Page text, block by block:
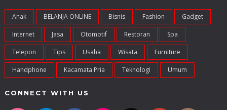
Anak BELANJA ONLINE Bisnis Fashion Gadget
Internet Jasa Otomotif Restoran Spa
Telepon Tips Usaha Wisata Furniture
Handphone Kacamata Pria Teknologi Umum
CONNECT WITH US